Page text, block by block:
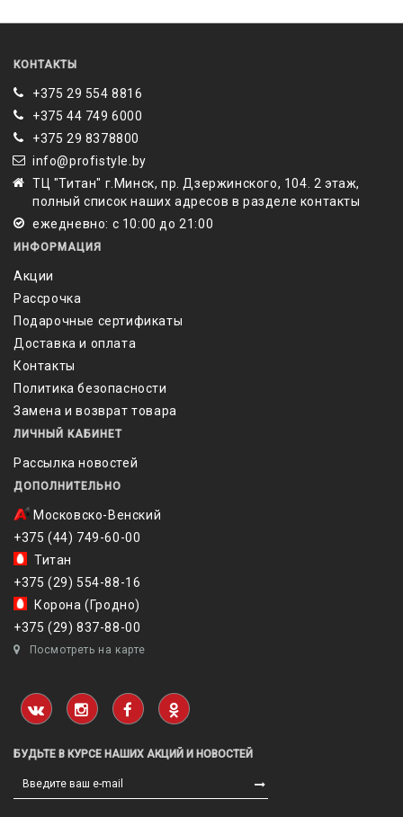
КОНТАКТЫ
+375 29 554 8816
+375 44 749 6000
‎+375 29 8378800
info@profistyle.by
ТЦ "Титан" г.Минск, пр. Дзержинского, 104. 2 этаж,
полный список наших адресов в разделе контакты
ежедневно: с 10:00 до 21:00
ИНФОРМАЦИЯ
Акции
Рассрочка
Подарочные сертификаты
Доставка и оплата
Контакты
Политика безопасности
Замена и возврат товара
ЛИЧНЫЙ КАБИНЕТ
Рассылка новостей
ДОПОЛНИТЕЛЬНО
Московско-Венский
+375 (44) 749-60-00
Титан
+375 (29) 554-88-16
Корона (Гродно)
+375 (29) 837-88-00
Посмотреть на карте
БУДЬТЕ В КУРСЕ НАШИХ АКЦИЙ И НОВОСТЕЙ